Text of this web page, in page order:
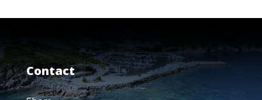
Contact